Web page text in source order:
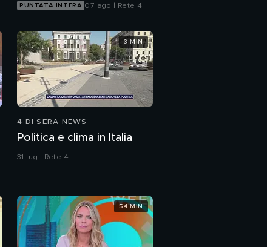
PUNTATA INTERA 07 ago | Rete 4
4 DI SERA NEWS
Politica e clima in Italia
31 lug | Rete 4
3 MIN
54 MIN